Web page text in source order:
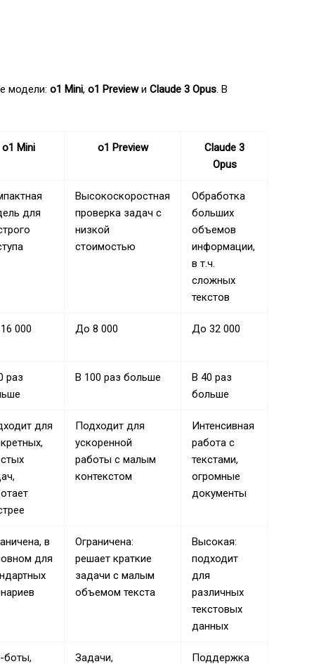
модели: o1 Mini, o1 Previewи Claude 3 Opus. В
o1 Mini o1 Preview
Claude 3
Opus
для
Высокоскоростная
проверка задач с
низкой
стоимостью
Обработка
больших
объемов
информации,
в т.ч.
сложных
текстов
000 До 8 000 До 32 000
раз
В 100 раз больше
В 40 раз
больше
для
Подходит для
ускоренной
работы с малым
контекстом
Интенсивная
работа с
текстами,
огромные
документы
в
для
Ограничена:
решает краткие
задачи с малым
объемом текста
Высокая:
подходит
для
различных
текстовых
данных
боты,
Задачи,
Поддержка